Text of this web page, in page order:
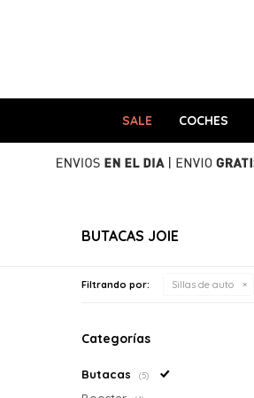
SALE COCHES
BUTACAS JOIE
Filtrando por: Sillas de auto
Categorías
Butacas (5)